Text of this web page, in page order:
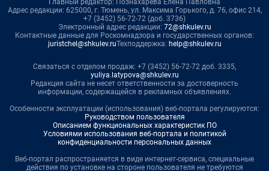
Главный редактор: Познахарева Елена Павловна
Адрес редакции: 625000, г. Тюмень, ул. Максима Горького, д. 76, офис 214,
+7 (3452) 56-72-72 (доб. 3736)
Электронный адрес редакции: 72@shkulev.ru
Контактные данные для Роскомнадзора и государственных органов:
juristchel@shkulev.ruТехподдержка: help@shkulev.ru
Связаться с отделом продаж: +7 (3452) 56-72-72 доб. 3335,
yuliya.latypova@shkulev.ru
Редакция сайта не несет ответственности за достоверность
информации, содержащейся в рекламных объявлениях.
Особенности эксплуатации (использования) веб-портала регулируются:
Руководством пользователя
Описанием функциональных характеристик ПО
Условиями использования веб-портала и политикой
конфиденциальности персональных данных
Веб-портал распространяется в виде интернет-сервиса, специальные
действия по установке на стороне пользователя не требуются